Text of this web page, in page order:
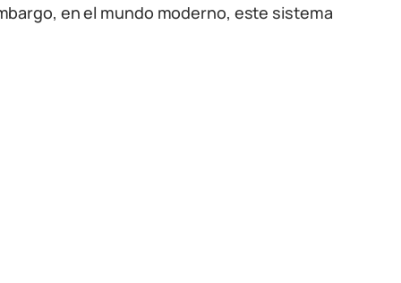
en el mundo moderno, este sistema